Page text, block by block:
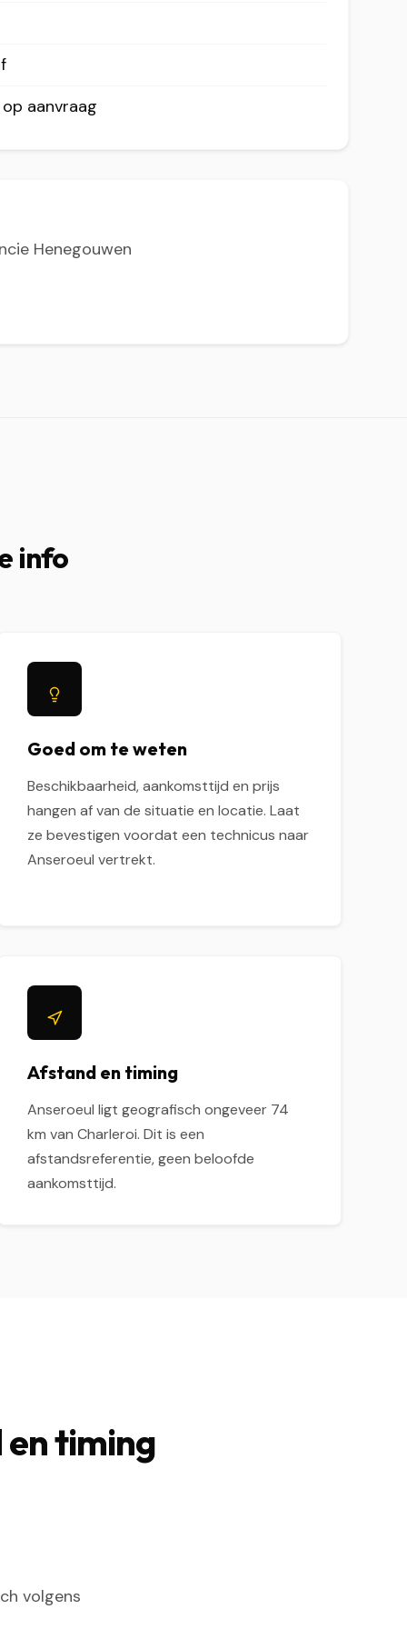
aanvraag
Henegouwen
info
Goed om te weten
Beschikbaarheid, aankomsttijd en prijs
hangen af van de situatie en locatie. Laat
ze bevestigen voordat een technicus naar
Anseroeul vertrekt.
Afstand en timing
Anseroeul ligt geografisch ongeveer 74
km van Charleroi. Dit is een
afstandsreferentie, geen beloofde
aankomsttijd.
timing
volgens